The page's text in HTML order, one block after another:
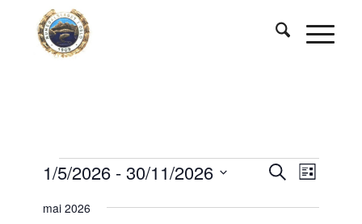
Hendingar
Hendingar
og
Søk
Liste
1/5/2026 - 30/11/2026
dato.
mai 2026